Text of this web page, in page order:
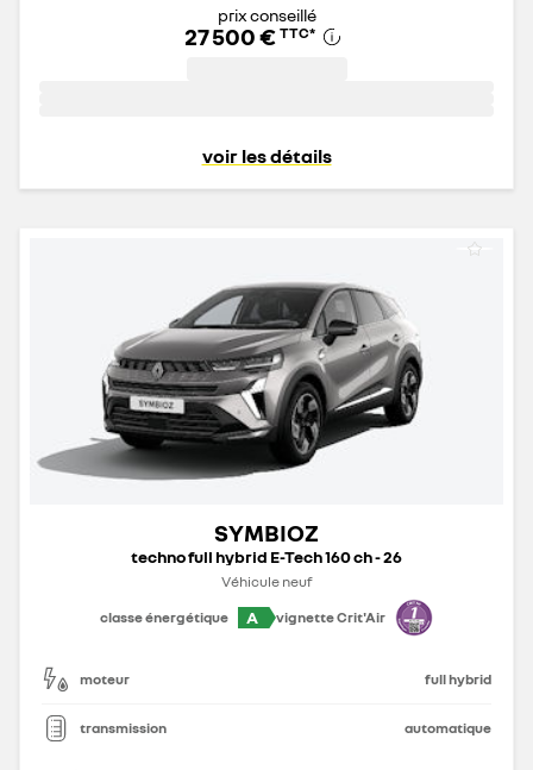
prix conseillé
27 500 € TTC*
voir les détails
SYMBIOZ
techno full hybrid E-Tech 160 ch - 26
Véhicule neuf
classe énergétique
A vignette Crit'Air
moteur full hybrid
transmission automatique